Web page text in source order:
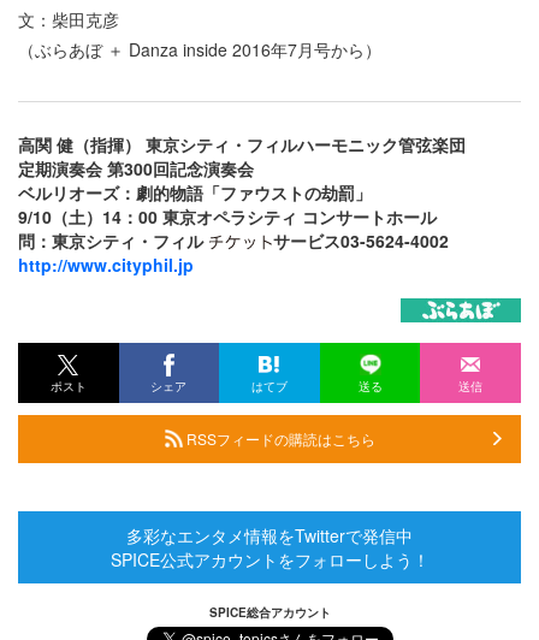
文：柴田克彦
（ぶらあぼ ＋ Danza inside 2016年7月号から）
高関 健（指揮） 東京シティ・フィルハーモニック管弦楽団
定期演奏会 第300回記念演奏会
ベルリオーズ：劇的物語「ファウストの劫罰」
9/10（土）14：00 東京オペラシティ コンサートホール
問：東京シティ・フィル
サービス03-5624-4002
http://www.cityphil.jp
ポスト シェア はてブ 送る 送信
RSSフィードの購読はこちら
多彩なエンタメ情報をTwitterで発信中
SPICE公式アカウントをフォローしよう！
SPICE総合アカウント